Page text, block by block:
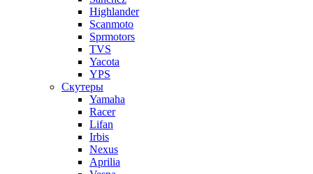
Highlander
Scanmoto
Sprmotors
TVS
Yacota
YPS
Скутеры
Yamaha
Racer
Lifan
Irbis
Nexus
Aprilia